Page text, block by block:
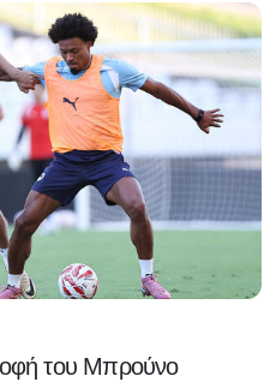
του Μπρούνο